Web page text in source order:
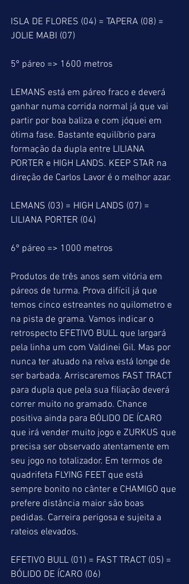
ISLA DE FLORES (04) = TAPERA (08) =
JOLIE MABI (07)
5º páreo => 1600 metros
LEMANS está em páreo fraco e deverá
ganhar numa corrida normal já que vai
partir por boa baliza e com jóquei em
ótima fase. Bastante equilíbrio para
formação da dupla entre LILIANA
PORTER e HIGH LANDS. KEEP STAR na
direção de Carlos Lavor é o melhor azar.
LEMANS (03) = HIGH LANDS (07) =
LILIANA PORTER (04)
6º páreo => 1000 metros
Produtos de três anos sem vitória em
páreos de turma. Prova difícil já que
temos cinco estreantes no quilometro e
na pista de grama. Vamos indicar o
retrospecto EFETIVO BULL que largará
pela linha um com Valdinei Gil. Mas por
nunca ter atuado na relva está longe de
ser barbada. Arriscaremos FAST TRACT
para dupla que pela sua filiação deverá
correr muito no gramado. Chance
positiva ainda para BÓLIDO DE ÍCARO
que irá vender muito jogo e ZURKUS que
precisa ser observado atentamente em
seu jogo no totalizador. Em termos de
quadrifeta FLYING FEET que está
sempre bonito no cânter e CHAMIGO que
prefere distância maior são boas
pedidas. Carreira perigosa e sujeita a
rateios elevados.
EFETIVO BULL (01) = FAST TRACT (05) =
BÓLIDO DE ÍCARO (06)